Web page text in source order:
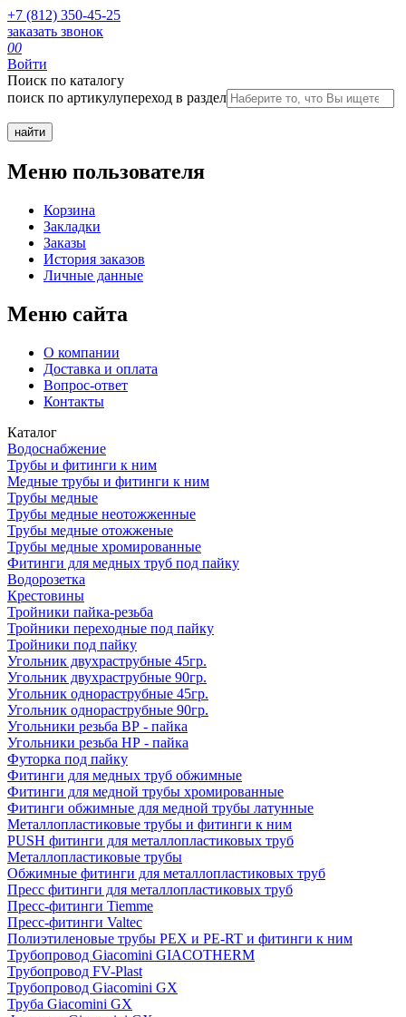
+7 (812) 350-45-25
заказать звонок
00
Войти
Поиск по каталогу
поиск по артикулупереход в раздел
Меню пользователя
Корзина
Закладки
Заказы
История заказов
Личные данные
Меню сайта
О компании
Доставка и оплата
Вопрос-ответ
Контакты
Каталог
Водоснабжение
Трубы и фитинги к ним
Медные трубы и фитинги к ним
Трубы медные
Трубы медные неотожженные
Трубы медные отожженые
Трубы медные хромированные
Фитинги для медных труб под пайку
Водорозетка
Крестовины
Тройники пайка-резьба
Тройники переходные под пайку
Тройники под пайку
Угольник двухраструбные 45гр.
Угольник двухраструбные 90гр.
Угольник однораструбные 45гр.
Угольник однораструбные 90гр.
Угольники резьба ВР - пайка
Угольники резьба НР - пайка
Футорка под пайку
Фитинги для медных труб обжимные
Фитинги для медной трубы хромированные
Фитинги обжимные для медной трубы латунные
Металлопластиковые трубы и фитинги к ним
PUSH фитинги для металлопластиковых труб
Металлопластиковые трубы
Обжимные фитинги для металлопластиковых труб
Пресс фитинги для металлопластиковых труб
Пресс-фитинги Tiemme
Пресс-фитинги Valtec
Полиэтиленовые трубы PEX и PE-RT и фитинги к ним
Трубопровод Giacomini GIACOTHERM
Трубопровод FV-Plast
Трубопровод Giacomini GX
Труба Giacomini GX